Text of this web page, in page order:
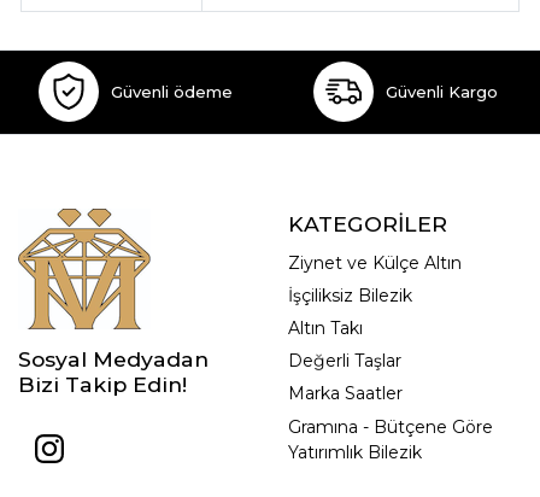
Güvenli ödeme Güvenli Kargo
Sosyal Medyadan
Bizi Takip Edin!
KATEGORİLER
Ziynet ve Külçe Altın
İşçiliksiz Bilezik
Altın Takı
Değerli Taşlar
Marka Saatler
Gramına - Bütçene Göre
Yatırımlık Bilezik